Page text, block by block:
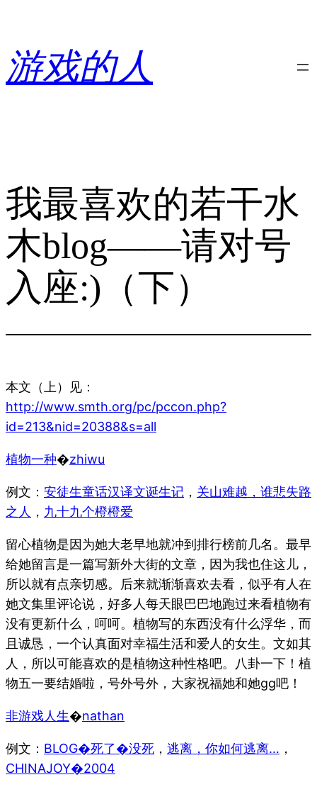
内
容
游戏的人
我最喜欢的若干水
木blog——请对号
入座:)（下）
本文（上）见：
http://www.smth.org/pc/pccon.php?
id=213&nid=20388&s=all
植物一种�zhiwu
例文： 安徒生童话汉译文诞生记 ， 关山难越，谁悲失路
之人 ， 九十九个橙橙爱
留心植物是因为她大老早地就冲到排行榜前几名。最早
给她留言是一篇写新外大街的文章，因为我也住这儿，
所以就有点亲切感。后来就渐渐喜欢去看，似乎有人在
她文集里评论说，好多人每天眼巴巴地跑过来看植物有
没有更新什么，呵呵。植物写的东西没有什么浮华，而
且诚恳，一个认真面对幸福生活和爱人的女生。文如其
人，所以可能喜欢的是植物这种性格吧。八卦一下！植
物五一要结婚啦，号外号外，大家祝福她和她gg吧！
非游戏人生�nathan
例文： BLOG�死了�没死 ， 逃离，你如何逃离… ，
CHINAJOY�2004